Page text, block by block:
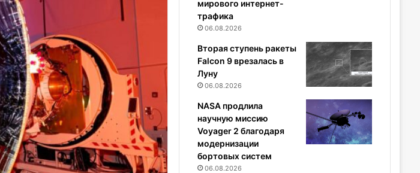
мирового интернет-
трафика
06.08.2026
Вторая ступень ракеты
Falcon 9 врезалась в
Луну
06.08.2026
NASA продлила
научную миссию
Voyager 2 благодаря
модернизации
бортовых систем
06.08.2026